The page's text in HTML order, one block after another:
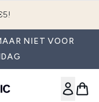
NIET VOOR